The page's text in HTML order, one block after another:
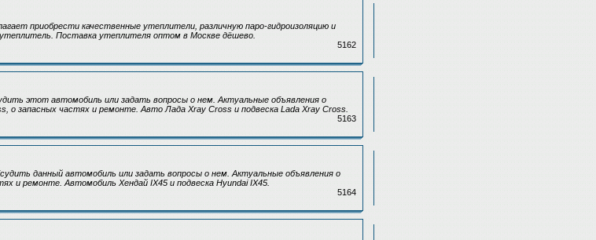
приобрести качественные утеплители, различную паро-гидроизоляцию и
Поставка утеплителя оптом в Москве дёшево.
5162
этот автомобиль или задать вопросы о нем. Актуальные объявления о
о запасных частях и ремонте. Авто Лада Xray Cross и подвеска Lada Xray Cross.
5163
данный автомобиль или задать вопросы о нем. Актуальные объявления о
и ремонте. Автомобиль Хендай IX45 и подвеска Hyundai IX45.
5164